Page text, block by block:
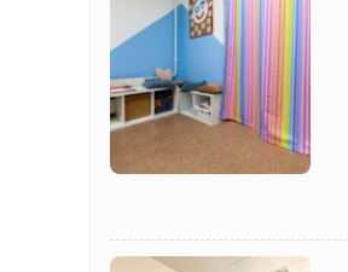
Назад